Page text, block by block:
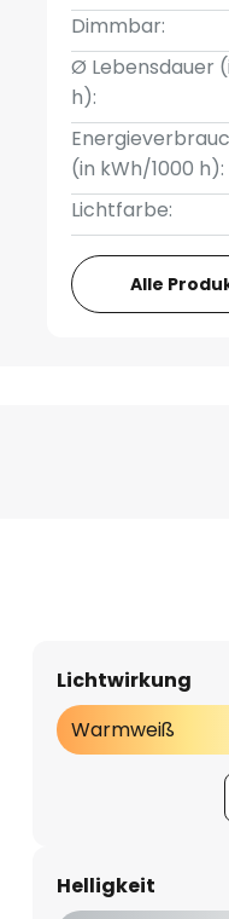
Dimmbar:
Ø Lebensdauer
h):
(in kWh/1000 h):
Lichtfarbe:
Alle
Lichtwirkung
Warmweiß
Helligkeit